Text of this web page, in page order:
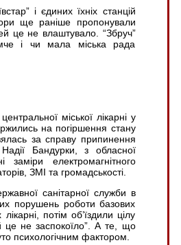
і єдиних їхніх станцій
ще раніше пропонували
це не влаштувало. “Збруч”
і чи мала міська рада
міської лікарні у
на погіршення стану
за справу припинення
Бандурки, з обласної
заміри електромагнітного
ЗМІ та громадськості.
санітарної служби в
порушень роботи базових
потім об’їздили цілу
не заспокоїло”. А те, що
психологічним фактором.